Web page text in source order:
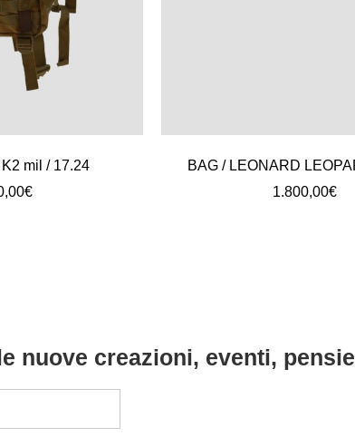
mil / 17.24
€
BAG / LEONARD
1.800,00€
nuove creazioni, eventi,